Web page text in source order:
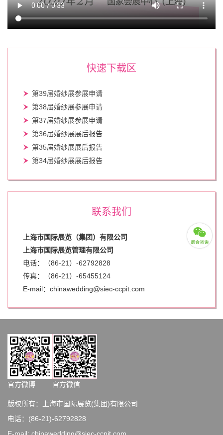
快速下载区
第39届婚纱展参展申请
第38届婚纱展参展申请
第37届婚纱展参展申请
第36届婚纱展展后报告
第35届婚纱展展后报告
第34届婚纱展展后报告
联系我们
上海市国际展览（集团）有限公司
上海市国际展览管理有限公司
电话：（86-21）-62792828
传真：（86-21）-65455124
E-mail：chinawedding@siec-ccpit.com
官方微博 官方微信
版权所有：上海市国际展览(集团)有限公司
电话：(86-21)-62792828
E-mail: chinawedding@siec-ccpit.com